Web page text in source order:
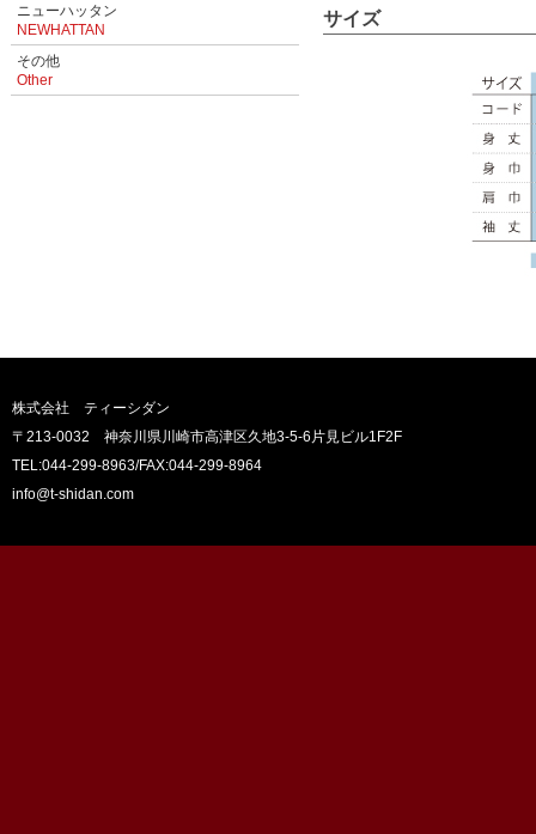
ニューハッタン
NEWHATTAN
その他
Other
サイズ
株式会社 ティーシダン
〒213-0032 神奈川県川崎市高津区久地3-5-6片見ビル1F2F
TEL:044-299-8963/FAX:044-299-8964
info@t-shidan.com